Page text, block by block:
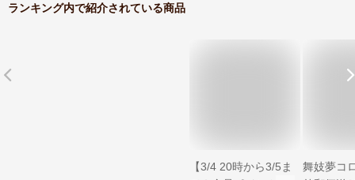
ランキング内で紹介されている商品
【3/4 20時から3/5ま
舞妓夢コ